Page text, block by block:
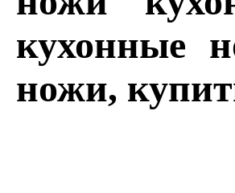
кухонные
ножи,